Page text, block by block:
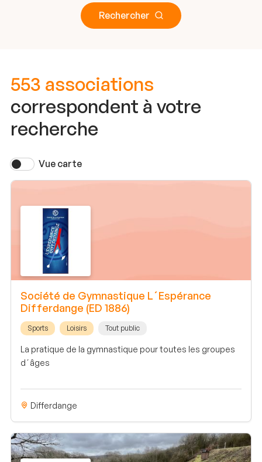
Rechercher
553 associations
correspondent à votre
recherche
Vue carte
Société de Gymnastique L´Espérance
Differdange (ED 1886)
Sports Loisirs Tout public
La pratique de la gymnastique pour toutes les groupes
d´âges
Differdange